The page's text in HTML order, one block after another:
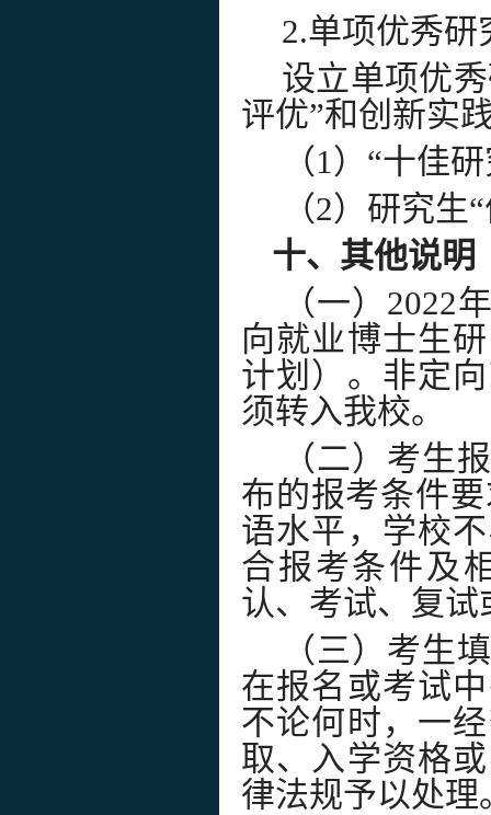
2.单项优秀研
设立单项优
评优”和创新实
（1） “十佳
（2）研究生“
十、其他说明
（一） 2022
向就业博士生
计划）。非定
须转入我校。
（二）考生
布的报考条件
语水平，学校
合报考条件及
认、考试、复
（三）考生
在报名或考试
不论何时，一
取、入学资格
律法规予以处理